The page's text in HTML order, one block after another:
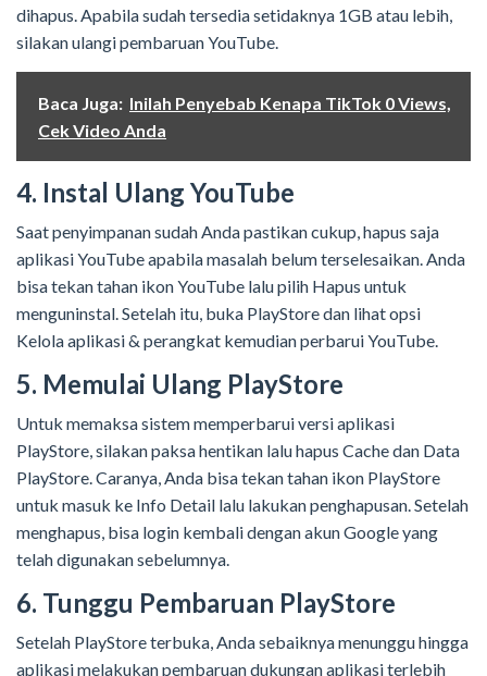
dihapus. Apabila sudah tersedia setidaknya 1GB atau lebih,
silakan ulangi pembaruan YouTube.
Baca Juga: Inilah Penyebab Kenapa TikTok 0 Views,
Cek Video Anda
4. Instal Ulang YouTube
Saat penyimpanan sudah Anda pastikan cukup, hapus saja
aplikasi YouTube apabila masalah belum terselesaikan. Anda
bisa tekan tahan ikon YouTube lalu pilih Hapus untuk
menguninstal. Setelah itu, buka PlayStore dan lihat opsi
Kelola aplikasi & perangkat kemudian perbarui YouTube.
5. Memulai Ulang PlayStore
Untuk memaksa sistem memperbarui versi aplikasi
PlayStore, silakan paksa hentikan lalu hapus Cache dan Data
PlayStore. Caranya, Anda bisa tekan tahan ikon PlayStore
untuk masuk ke Info Detail lalu lakukan penghapusan. Setelah
menghapus, bisa login kembali dengan akun Google yang
telah digunakan sebelumnya.
6. Tunggu Pembaruan PlayStore
Setelah PlayStore terbuka, Anda sebaiknya menunggu hingga
aplikasi melakukan pembaruan dukungan aplikasi terlebih